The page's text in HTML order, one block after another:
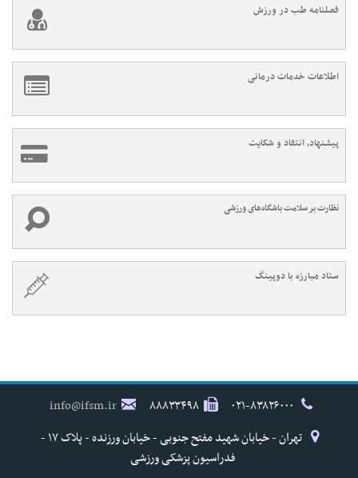
فصلنامه طب در ورزش
اطلاعات خدمات درمانی
پیشنهاد، انتقاد و شکایت
نظارت بر سلامت باشگاه‌های ورزشی
ستاد مبارزه با دوپینگ
۸۸۸۳۳۴۹۸
info@ifsm.ir
تهران - خیابان شهید مفتح جنوبی - خیابان ورزنده - پلاک ۱۷ -
فدراسیون پزشکی ورزشی